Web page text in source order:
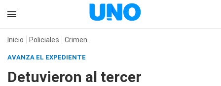
Inicio Policiales Crimen
AVANZA EL EXPEDIENTE
Detuvieron al tercer